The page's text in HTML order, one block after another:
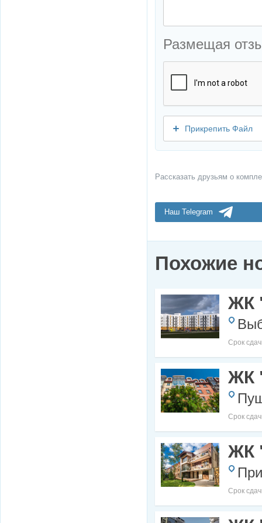
Размещая
Прикрепить Файл
Рассказать друзьям о
Наш Telegram
Похожие
ЖК
Срок
ЖК
Срок
ЖК
Срок